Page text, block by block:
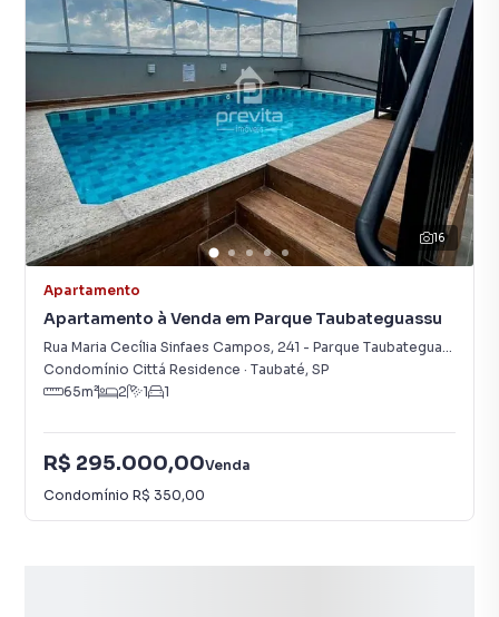
16
Apartamento
Apartamento à Venda em Parque Taubateguassu
Rua Maria Cecília Sinfaes Campos, 241 - Parque Taubateguassu
Condomínio Cittá Residence · Taubaté, SP
65m² 2 1 1
R$ 295.000,00Venda
Condomínio R$ 350,00